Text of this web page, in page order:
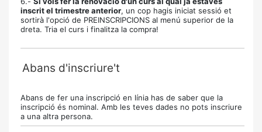
inscrit el trimestre anterior, un cop hagis iniciat sessió et
sortirà l'opció de PREINSCRIPCIONS al menú superior de la
dreta. Tria el curs i finalitza la compra!
Abans d'inscriure't
Abans de fer una inscripció en línia has de saber que la
inscripció és nominal. Amb les teves dades no pots inscriure
a una altra persona.